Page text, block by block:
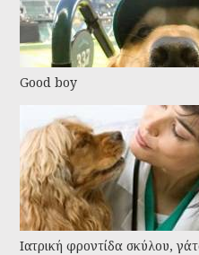
Good boy
Ιατρική φροντίδα σκύλου,